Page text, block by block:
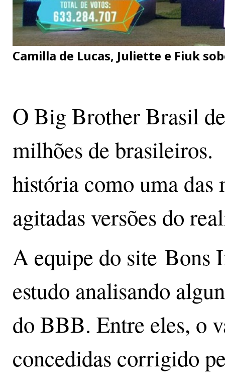
Camilla de Lucas, Juliette e Fiuk
O Big Brother Brasil
milhões de
história como uma das
agitadas versões do
A equipe do site Bons
estudo analisando
do BBB. Entre eles, o
concedidas corrigido